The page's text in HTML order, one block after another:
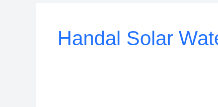
Handal Solar